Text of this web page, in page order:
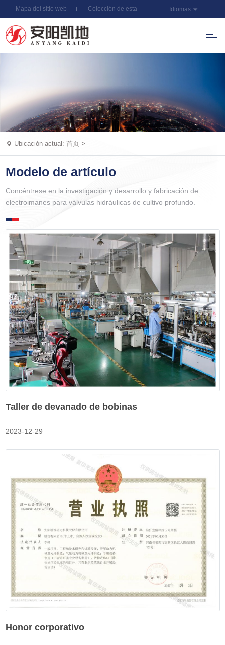
Mapa del sitio web Colección de esta Idiomas
Ubicación actual: 首页 >
Modelo de artículo
Concéntrese en la investigación y desarrollo y fabricación de
electroimanes para válvulas hidráulicas de cultivo profundo.
Taller de devanado de bobinas
2023-12-29
Honor corporativo